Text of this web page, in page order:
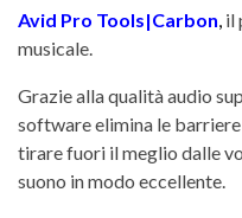
Avid Pro Tools|Carbon il
musicale.
Grazie alla qualità audio
software elimina le
tirare fuori il meglio dalle
suono in modo eccellente.